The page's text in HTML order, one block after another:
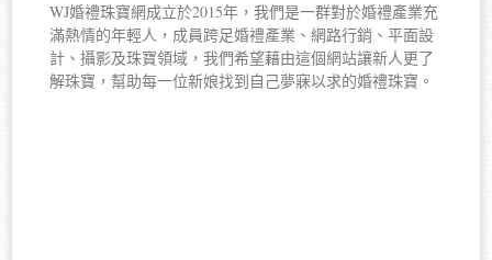
WJ婚禮珠寶網成立於2015年，我們是一群對於婚禮產業充
滿熱情的年輕人，成員跨足婚禮產業、網路行銷、平面設
計、攝影及珠寶領域，我們希望藉由這個網站讓新人更了
解珠寶，幫助每一位新娘找到自己夢寐以求的婚禮珠寶。